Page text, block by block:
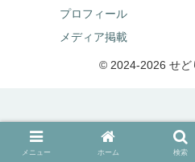
プロフィール
メディア掲載
© 2024-2026 せど
メニュー ホーム 検索